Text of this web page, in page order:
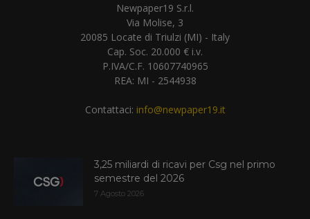
Newpaper19 S.r.l.
Via Molise, 3
20085 Locate di Triulzi (MI) - Italy
Cap. Soc. 20.000 € i.v.
P.IVA/C.F. 10607740965
REA: MI - 2544938
Contattaci: info@newpaper19.it
3,25 miliardi di ricavi per Csg nel primo
semestre del 2026
7 Agosto 2026